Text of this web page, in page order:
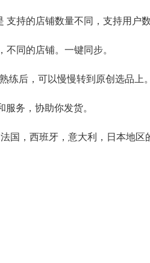
持的店铺数量不同，支持用户数
同的店铺。一键同步。
后，可以慢慢转到原创选品上。
务，协助你发货。
国，西班牙，意大利，日本地区